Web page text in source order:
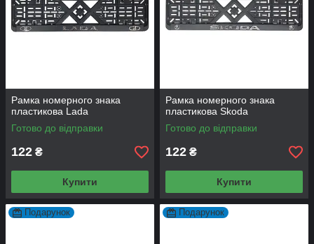
Рамка номерного знака
пластикова Lada
Готово до відправки
122 ₴
Купити
Рамка номерного знака
пластикова Skoda
Готово до відправки
122 ₴
Купити
Подарунок Подарунок